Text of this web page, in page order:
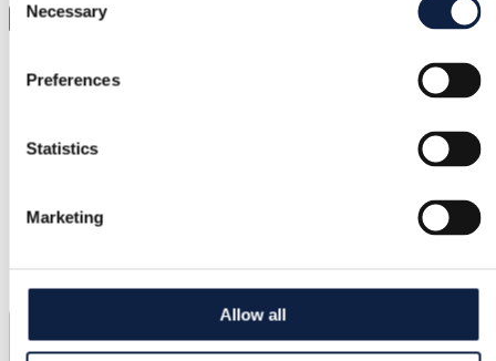
Selection
Necessary
Preferences
Statistics
Marketing
Allow all
Laadi äpp alla kohe!
Lisa automaatselt varasemad veebiosted